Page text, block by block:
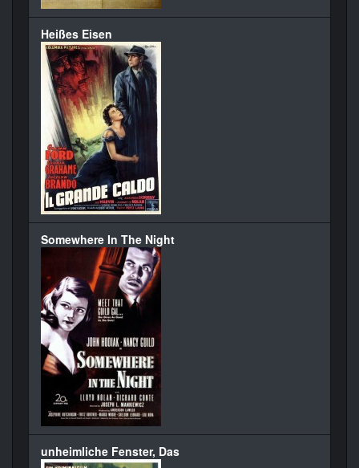
Heißes Eisen
Somewhere In The Night
unheimliche Fenster, Das